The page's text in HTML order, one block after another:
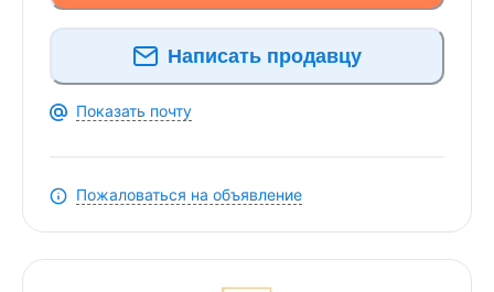
доступ в подъезд осуществляется посредством
«умной системы видео-домофона».
Частная собственность.
Отлично развитая инфраструктура:
Центр «Avia Mall», детские сады + иные
фактически через дорогу, а также банки,
магазины, кафе, бары и рестораны.
Кроме всего прочего, в самом доме в скором
Написать продавцу
Показать почту
Пожаловаться на объявление